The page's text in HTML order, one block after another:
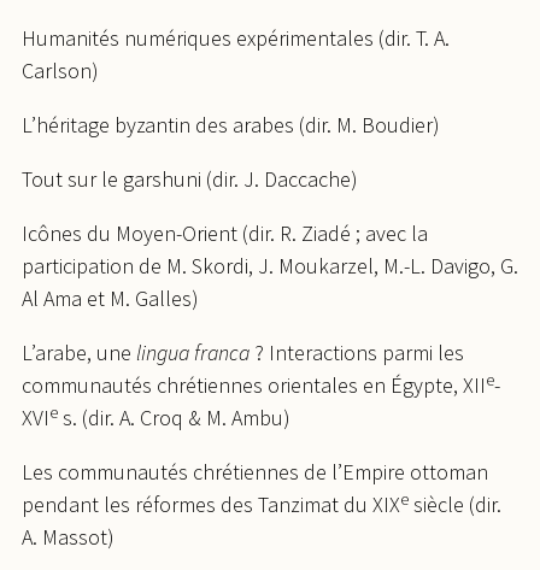
Humanités numériques expérimentales (dir. T. A.
Carlson)
L’héritage byzantin des arabes (dir. M. Boudier)
Tout sur le garshuni (dir. J. Daccache)
Icônes du Moyen-Orient (dir. R. Ziadé ; avec la
participation de M. Skordi, J. Moukarzel, M.-L. Davigo, G.
Al Ama et M. Galles)
L’arabe, une lingua franca ? Interactions parmi les
communautés chrétiennes orientales en Égypte, XIIe-
XVIe s. (dir. A. Croq & M. Ambu)
Les communautés chrétiennes de l’Empire ottoman
pendant les réformes des Tanzimat du XIXe siècle (dir.
A. Massot)